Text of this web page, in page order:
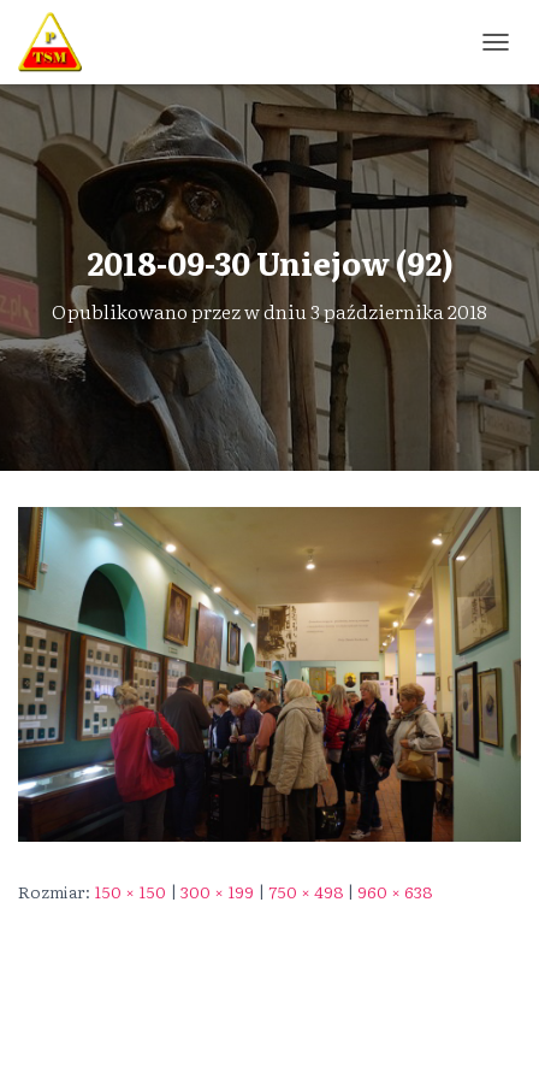
R
Z
Ą
C
Z
A
I
G
C
J
2018-09-30 Uniejow (92)
Opublikowano przezw dniu3 października 2018
Rozmiar: 150 × 150 | 300 × 199 | 750 × 498 | 960 × 638